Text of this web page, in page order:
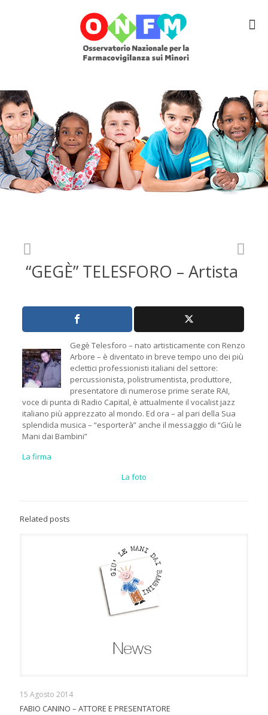
“GEGÈ” TELESFORO – Artista
Gegè Telesforo – nato artisticamente con Renzo
Arbore – è diventato in breve tempo uno dei più
eclettici professionisti italiani del settore:
percussionista, polistrumentista, produttore,
presentatore di numerose prime serate RAI,
voce di punta di Radio Capital, è attualmente il vocalist jazz
italiano più apprezzato al mondo. Ed ora – al pari della Sua
splendida musica – “esporterà” anche il messaggio di “Giù le
Mani dai Bambini”
La firma
La foto
Related posts
15 Agosto 2014
FABIO CANINO – ATTORE E PRESENTATORE